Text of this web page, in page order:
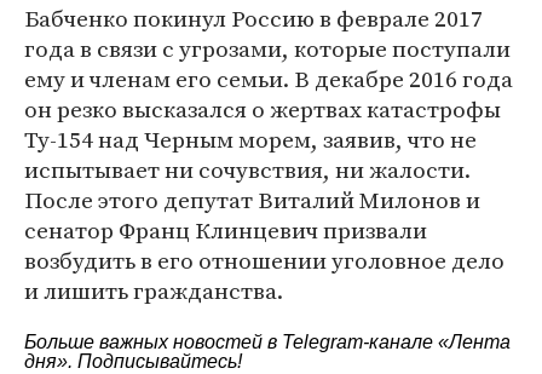
Бабченко покинул Россию в феврале 2017
года в связи с угрозами, которые поступали
ему и членам его семьи. В декабре 2016 года
он резко высказался о жертвах катастрофы
Ту-154 над Черным морем, заявив, что не
испытывает ни сочувствия, ни жалости.
После этого депутат Виталий Милонов и
сенатор Франц Клинцевич призвали
возбудить в его отношении уголовное дело
и лишить гражданства.
Больше важных новостей в Telegram-канале «Лента
дня». Подписывайтесь!